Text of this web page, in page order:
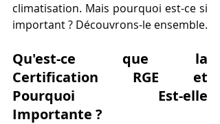
climatisation. Mais pourquoi est-ce si
important ? Découvrons-le ensemble.
Qu'est-ce que la
Certification RGE et
Pourquoi Est-elle
Importante ?